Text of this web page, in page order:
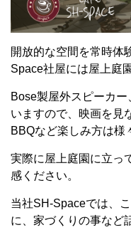
開放的な空間を常時体
Space社屋には屋上庭
Bose製屋外スピーカ
いますので、映画を見
BBQなど楽しみ方は様
実際に屋上庭園に立っ
感ください。
当社SH-Spaceでは、
に、家づくりの事など